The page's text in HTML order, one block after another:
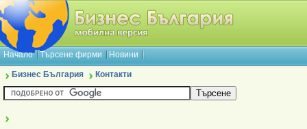
Начало Търсене фирми Новини
Бизнес България Контакти